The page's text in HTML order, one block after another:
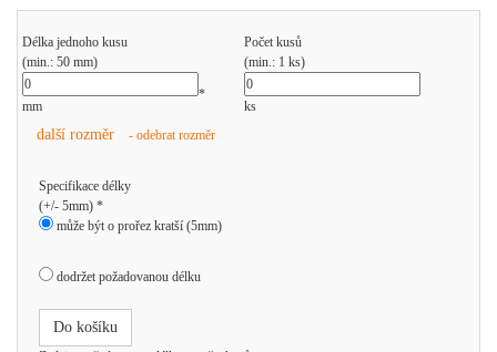
Délka jednoho kusu
(min.: 50 mm)
Počet kusů
(min.: 1 ks)
mm
*
ks
další rozměr - odebrat rozměr
Specifikace délky
(+/- 5mm) *
může být o prořez kratší (5mm)
dodržet požadovanou délku
Do košíku